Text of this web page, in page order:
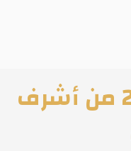
خاتم ذهب عيار 21 من أشرف